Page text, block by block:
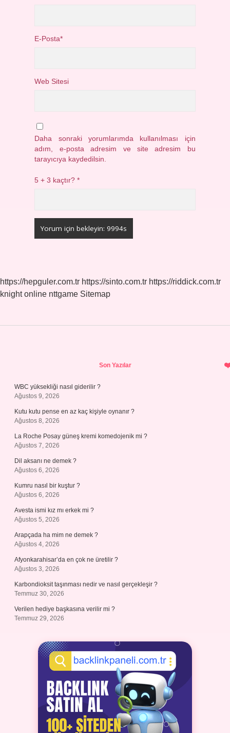
E-Posta*
Web Sitesi
Daha sonraki yorumlarımda kullanılması için
adım, e-posta adresim ve site adresim bu
tarayıcıya kaydedilsin.
5 + 3 kaçtır?*
https://hepguler.com.tr https://sinto.com.tr https://riddick.com.tr
knight online nttgame Sitemap
Son Yazılar
WBC yüksekliği nasıl giderilir ?
Ağustos 9, 2026
Kutu kutu pense en az kaç kişiyle oynanır ?
Ağustos 8, 2026
La Roche Posay güneş kremi komedojenik mi ?
Ağustos 7, 2026
Dil aksanı ne demek ?
Ağustos 6, 2026
Kumru nasıl bir kuştur ?
Ağustos 6, 2026
Avesta ismi kız mı erkek mi ?
Ağustos 5, 2026
Arapçada ha mim ne demek ?
Ağustos 4, 2026
Afyonkarahisar’da en çok ne üretilir ?
Ağustos 3, 2026
Karbondioksit taşınması nedir ve nasıl gerçekleşir ?
Temmuz 30, 2026
Verilen hediye başkasına verilir mi ?
Temmuz 29, 2026